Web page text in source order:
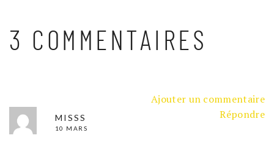
3 COMMENTAIRES
Ajouter un commentaire
MISSS
10 MARS
Répondre